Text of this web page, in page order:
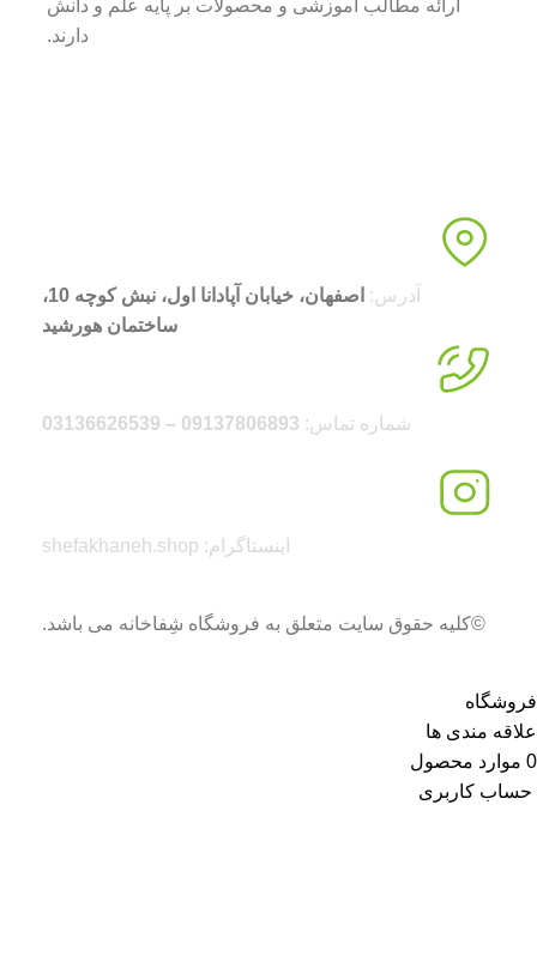
ارائه مطالب آموزشی و محصولات بر پایه علم و دانش
دارند.
آدرس:
اصفهان، خیابان آپادانا اول، نبش کوچه 10،
ساختمان هورشید
شماره تماس: 09137806893 – 03136626539
اینستاگرام: shefakhaneh.shop
©کلیه حقوق سایت متعلق به فروشگاه شِفاخانه می باشد.
فروشگاه
علاقه مندی ها
0 موارد محصول
حساب کاربری